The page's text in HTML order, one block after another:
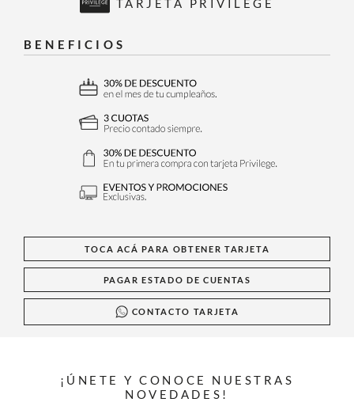
TARJETA PRIVILEGE
BENEFICIOS
TOCA ACÁ PARA OBTENER TARJETA
PAGAR ESTADO DE CUENTAS
CONTACTO TARJETA
¡ÚNETE Y CONOCE NUESTRAS
NOVEDADES!